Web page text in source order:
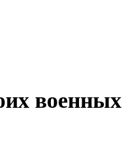
военных